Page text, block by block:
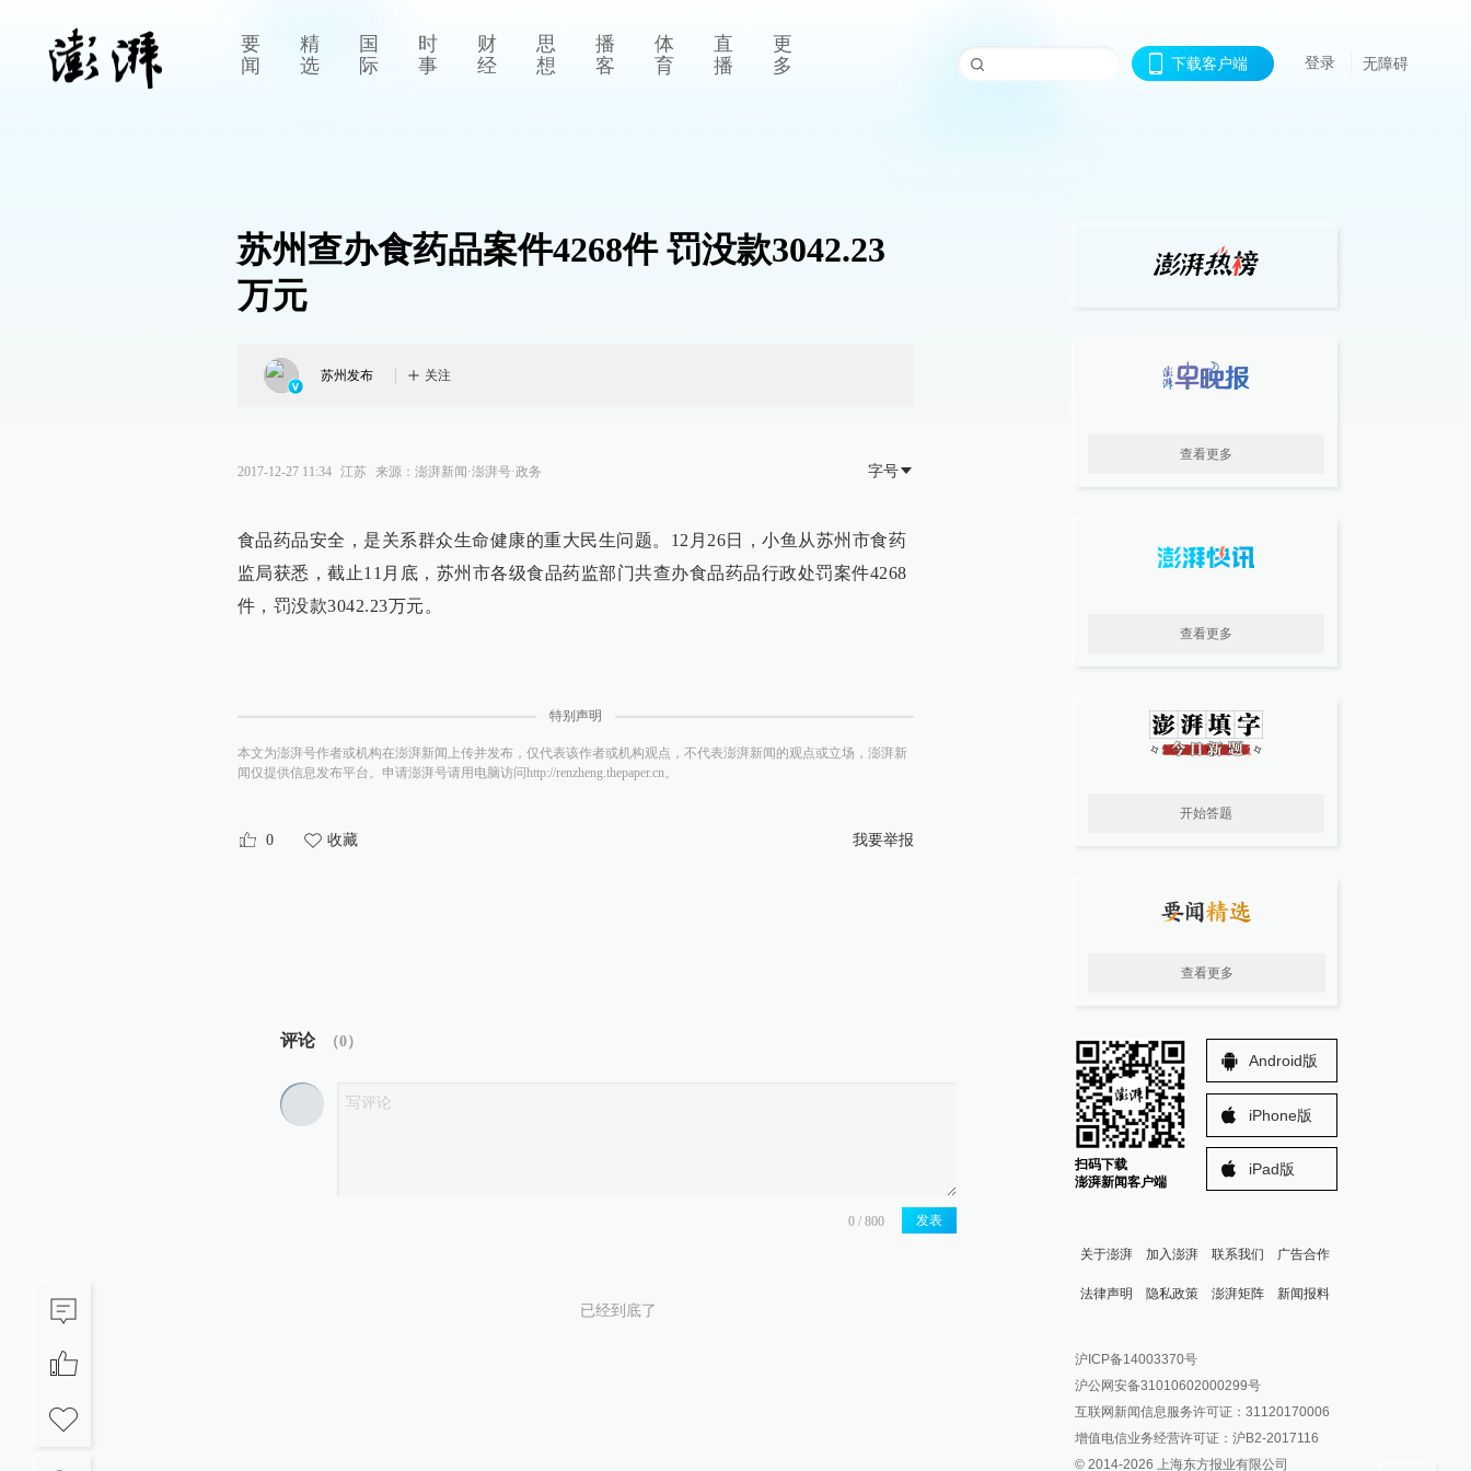
要
闻
精
选
国
际
时
事
财
经
思
想
播
客
体
育
直
播
更
多
下载客户端 登录 无障碍
苏州查办食药品案件4268件 罚没款3042.23
万元
苏州发布 关注
2017-12-27 11:34 江苏 来源： 澎湃新闻·澎湃号·政务 字号
食品药品安全，是关系群众生命健康的重大民生问题。12月26日，小鱼从苏州市食药
监局获悉，截止11月底，苏州市各级食品药监部门共查办食品药品行政处罚案件4268
件，罚没款3042.23万元。
特别声明
本文为澎湃号作者或机构在澎湃新闻上传并发布，仅代表该作者或机构观点，不代表澎湃新闻的观点或立场，澎湃新
闻仅提供信息发布平台。申请澎湃号请用电脑访问http://renzheng.thepaper.cn。
0 收藏 我要举报
评论 （0）
发表
已经到底了
查看更多
查看更多
开始答题
查看更多
扫码下载
澎湃新闻客户端
Android版
iPhone版
iPad版
关于澎湃 加入澎湃 联系我们 广告合作
法律声明 隐私政策 澎湃矩阵
澎湃新闻公众号
澎湃新闻抖音号
派生万物开放平台
IP SHANGHAI
新闻报料
报料邮箱: news@thepaper.cn
沪ICP备14003370号
沪公网安备31010602000299号
互联网新闻信息服务许可证：31120170006
增值电信业务经营许可证：沪B2-2017116
© 2014-2026 上海东方报业有限公司